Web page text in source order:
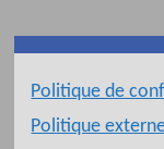
Politique de
Politique